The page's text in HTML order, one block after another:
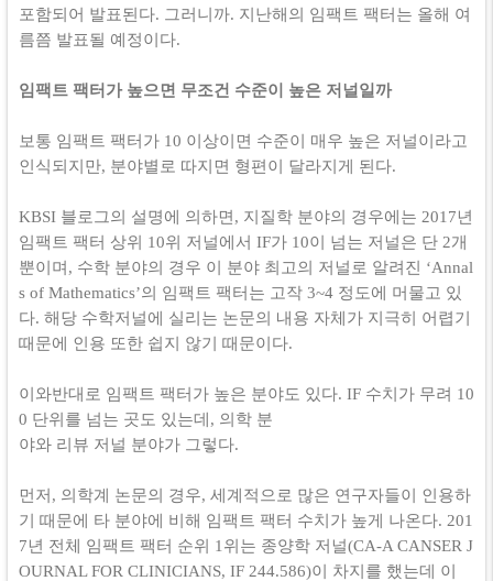
포함되어 발표된다. 그러니까. 지난해의 임팩트 팩터는 올해 여
름쯤 발표될 예정이다.
임팩트 팩터가 높으면 무조건 수준이 높은 저널일까
보통 임팩트 팩터가 10 이상이면 수준이 매우 높은 저널이라고
인식되지만, 분야별로 따지면 형편이 달라지게 된다.
KBSI 블로그의 설명에 의하면, 지질학 분야의 경우에는 2017년
임팩트 팩터 상위 10위 저널에서 IF가 10이 넘는 저널은 단 2개
뿐이며, 수학 분야의 경우 이 분야 최고의 저널로 알려진 ‘Annal
s of Mathematics’의 임팩트 팩터는 고작 3~4 정도에 머물고 있
다. 해당 수학저널에 실리는 논문의 내용 자체가 지극히 어렵기
때문에 인용 또한 쉽지 않기 때문이다.
이와반대로 임팩트 팩터가 높은 분야도 있다. IF 수치가 무려 10
0 단위를 넘는 곳도 있는데, 의학 분
야와 리뷰 저널 분야가 그렇다.
먼저, 의학계 논문의 경우, 세계적으로 많은 연구자들이 인용하
기 때문에 타 분야에 비해 임팩트 팩터 수치가 높게 나온다. 201
7년 전체 임팩트 팩터 순위 1위는 종양학 저널(CA-A CANSER J
OURNAL FOR CLINICIANS, IF 244.586)이 차지를 했는데 이